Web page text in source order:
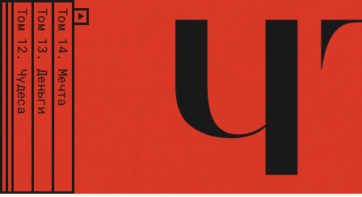
Том 12.
Чудеса
Том 13.
Деньги
Том 14.
Мечта